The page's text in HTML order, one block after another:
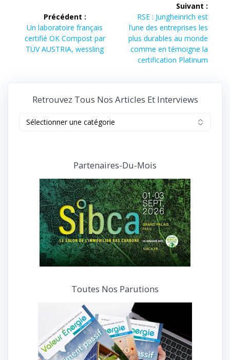
de
l’article
Précédent :
Article
précédent :
Un laboratoire français
certifié OK Compost par
TÜV AUSTRIA, wessling
Suivant :
Article
suivant :
RSE : Jungheinrich est
l’une des entreprises les
plus durables au monde
comme en témoigne la
certification Platinum
Retrouvez Tous Nos Articles Et Interviews
interviews
Partenaires-Du-Mois
Toutes Nos Parutions